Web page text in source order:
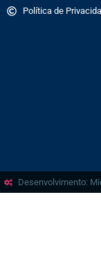
Política de
Desenvolvimento: